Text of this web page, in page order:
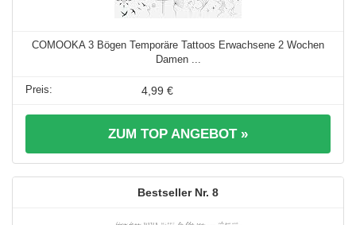
COMOOKA 3 Bögen Temporäre Tattoos Erwachsene 2 Wochen
Damen ...
4,99 €
ZUM TOP ANGEBOT »
8